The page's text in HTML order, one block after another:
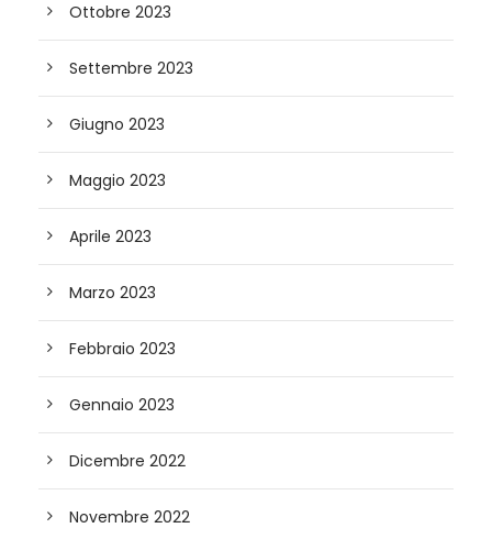
Ottobre 2023
Settembre 2023
Giugno 2023
Maggio 2023
Aprile 2023
Marzo 2023
Febbraio 2023
Gennaio 2023
Dicembre 2022
Novembre 2022